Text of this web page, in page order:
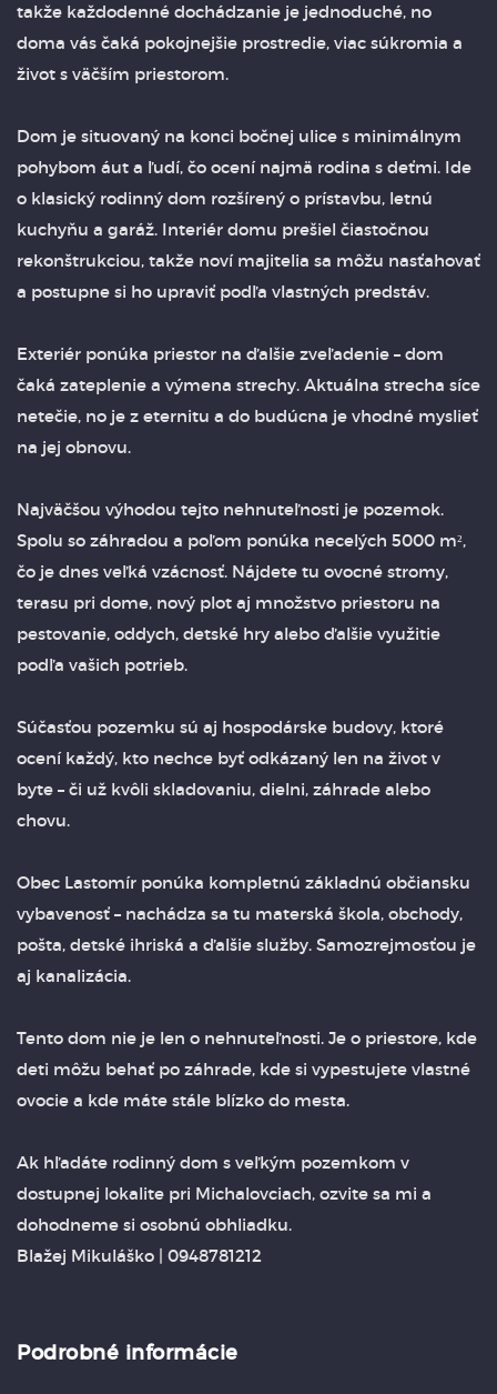
takže každodenné dochádzanie je jednoduché, no
doma vás čaká pokojnejšie prostredie, viac súkromia a
život s väčším priestorom.
Dom je situovaný na konci bočnej ulice s minimálnym
pohybom áut a ľudí, čo ocení najmä rodina s deťmi. Ide
o klasický rodinný dom rozšírený o prístavbu, letnú
kuchyňu a garáž. Interiér domu prešiel čiastočnou
rekonštrukciou, takže noví majitelia sa môžu nasťahovať
a postupne si ho upraviť podľa vlastných predstáv.
Exteriér ponúka priestor na ďalšie zveľadenie – dom
čaká zateplenie a výmena strechy. Aktuálna strecha síce
netečie, no je z eternitu a do budúcna je vhodné myslieť
na jej obnovu.
Najväčšou výhodou tejto nehnuteľnosti je pozemok.
Spolu so záhradou a poľom ponúka necelých 5000 m²,
čo je dnes veľká vzácnosť. Nájdete tu ovocné stromy,
terasu pri dome, nový plot aj množstvo priestoru na
pestovanie, oddych, detské hry alebo ďalšie využitie
podľa vašich potrieb.
Súčasťou pozemku sú aj hospodárske budovy, ktoré
ocení každý, kto nechce byť odkázaný len na život v
byte – či už kvôli skladovaniu, dielni, záhrade alebo
chovu.
Obec Lastomír ponúka kompletnú základnú občiansku
vybavenosť – nachádza sa tu materská škola, obchody,
pošta, detské ihriská a ďalšie služby. Samozrejmosťou je
aj kanalizácia.
Tento dom nie je len o nehnuteľnosti. Je o priestore, kde
deti môžu behať po záhrade, kde si vypestujete vlastné
ovocie a kde máte stále blízko do mesta.
Ak hľadáte rodinný dom s veľkým pozemkom v
dostupnej lokalite pri Michalovciach, ozvite sa mi a
dohodneme si osobnú obhliadku.
Blažej Mikuláško | 0948781212
Podrobné informácie